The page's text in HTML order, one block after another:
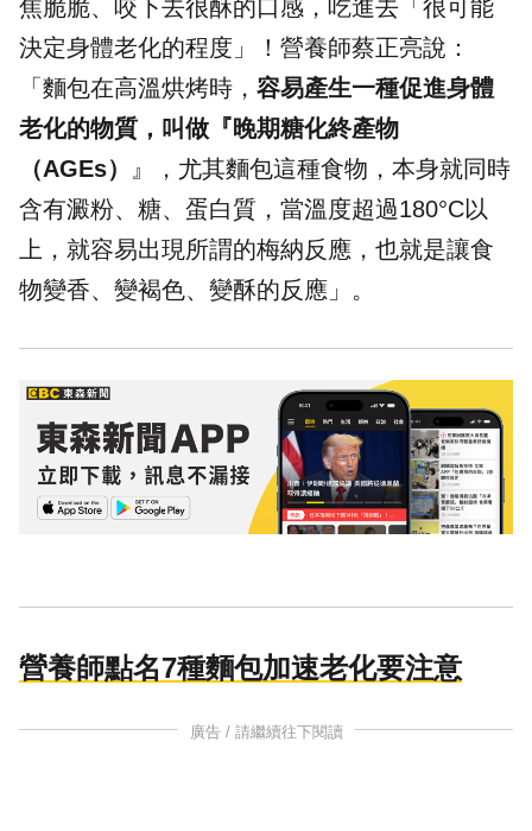
焦脆脆、咬下去很酥的口感，吃進去「很可能
決定身體老化的程度」！營養師蔡正亮說：
「麵包在高溫烘烤時， 容易產生一種促進身體
老化的物質，叫做『晚期糖化終產物
（AGEs）
』，尤其麵包這種食物，本身就同時
含有澱粉、糖、蛋白質，當溫度超過180°C以
上，就容易出現所謂的梅納反應，也就是讓食
物變香、變褐色、變酥的反應」。
營養師點名7種麵包加速老化要注意
廣告 / 請繼續往下閱讀